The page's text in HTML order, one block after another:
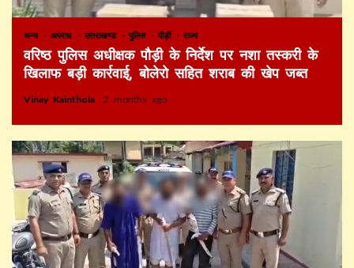
अन्य अपराध उत्तराखण्ड पुलिस पौड़ी राज्य
वरिष्ठ पुलिस अधीक्षक पौड़ी के निर्देश पर नशा तस्करी के
खिलाफ बड़ी कार्रवाई, बोलेरो सहित शराब की खेप जब्त
Vinay Kainthola 2 months ago